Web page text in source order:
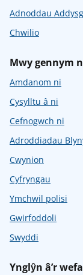
Adnoddau Addysg
Chwilio
Mwy gennym
Amdanom ni
Cysylltu â ni
Cefnogwch ni
Adroddiadau
Cwynion
Cyfryngau
Ymchwil polisi
Gwirfoddoli
Swyddi
Ynglŷn â’r